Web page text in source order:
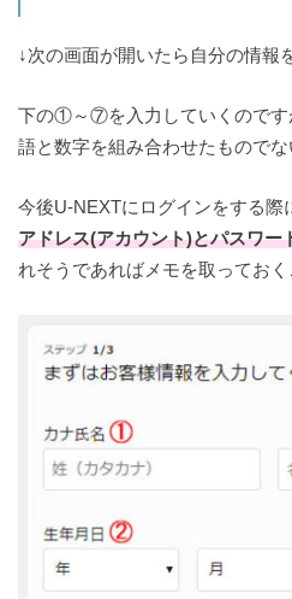
↓次の画面が開いたら自分の情報
下の①～⑦を入力していくのです
語と数字を組み合わせたものでな
今後U-NEXTにログインをする際
アドレス(アカウント)とパスワー
れそうであればメモを取っておく